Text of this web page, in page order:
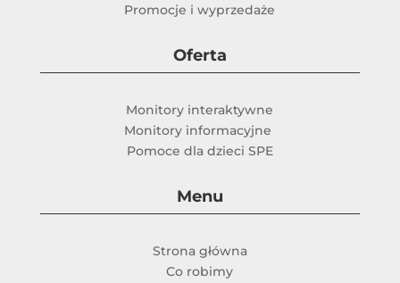
Promocje i wyprzedaże
Oferta
Monitory interaktywne
Monitory informacyjne
Pomoce dla dzieci SPE
Menu
Strona główna
Co robimy